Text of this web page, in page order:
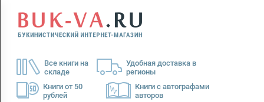
Все книги на
складе
Удобная доставка в
регионы
Книги от 50
рублей
Книги с автографами
авторов
Menu
Доставка